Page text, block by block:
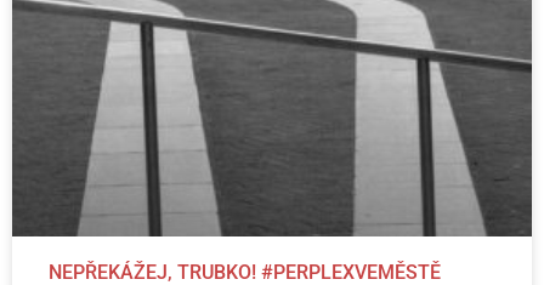
NEPŘEKÁŽEJ, TRUBKO! #PERPLEXVEMĚSTĚ